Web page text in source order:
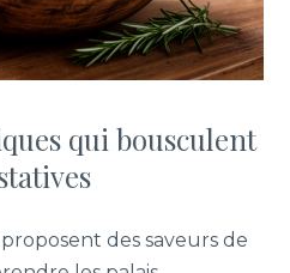
qui bousculent
des saveurs de